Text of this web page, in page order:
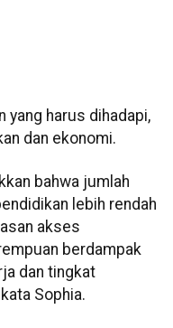
yang harus dihadapi,
dan ekonomi.
bahwa jumlah
lebih rendah
akses
berdampak
dan tingkat
Sophia.